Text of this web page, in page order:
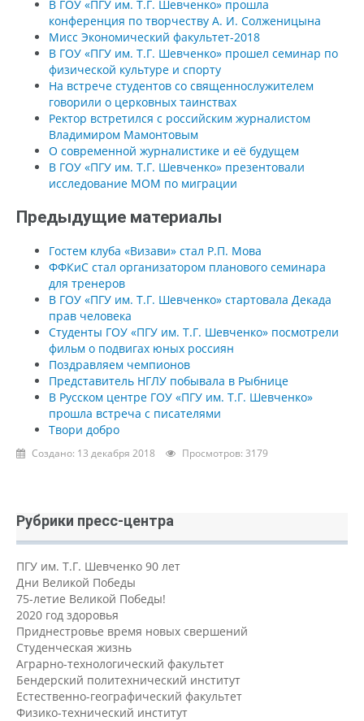
В ГОУ «ПГУ им. Т.Г. Шевченко» прошла
конференция по творчеству А. И. Солженицына
Мисс Экономический факультет-2018
В ГОУ «ПГУ им. Т.Г. Шевченко» прошел семинар по
физической культуре и спорту
На встрече студентов со священнослужителем
говорили о церковных таинствах
Ректор встретился с российским журналистом
Владимиром Мамонтовым
О современной журналистике и её будущем
В ГОУ «ПГУ им. Т.Г. Шевченко» презентовали
исследование МОМ по миграции
Предыдущие материалы
Гостем клуба «Визави» стал Р.П. Мова
ФФКиС стал организатором планового семинара
для тренеров
В ГОУ «ПГУ им. Т.Г. Шевченко» стартовала Декада
прав человека
Студенты ГОУ «ПГУ им. Т.Г. Шевченко» посмотрели
фильм о подвигах юных россиян
Поздравляем чемпионов
Представитель НГЛУ побывала в Рыбнице
В Русском центре ГОУ «ПГУ им. Т.Г. Шевченко»
прошла встреча с писателями
Твори добро
Создано: 13 декабря 2018 Просмотров: 3179
Рубрики пресс-центра
ПГУ им. Т.Г. Шевченко 90 лет
Дни Великой Победы
75-летие Великой Победы!
2020 год здоровья
Приднестровье время новых свершений
Студенческая жизнь
Аграрно-технологический факультет
Бендерский политехнический институт
Естественно-географический факультет
Физико-технический институт